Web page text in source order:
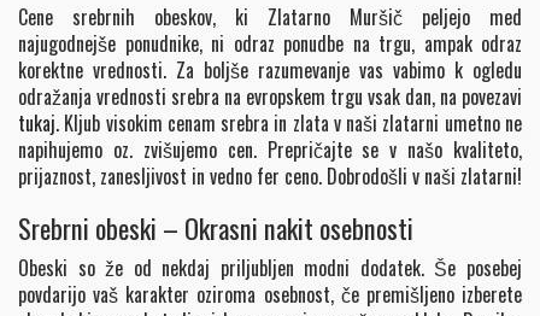
Cene srebrnih obeskov, ki Zlatarno Muršič peljejo med
najugodnejše ponudnike, ni odraz ponudbe na trgu, ampak odraz
korektne vrednosti. Za boljše razumevanje vas vabimo k ogledu
odražanja vrednosti srebra na evropskem trgu vsak dan, na povezavi
tukaj. Kljub visokim cenam srebra in zlata v naši zlatarni umetno ne
napihujemo oz. zvišujemo cen. Prepričajte se v našo kvaliteto,
prijaznost, zanesljivost in vedno fer ceno. Dobrodošli v naši zlatarni!
Srebrni obeski – Okrasni nakit osebnosti
Obeski so že od nekdaj priljubljen modni dodatek. Še posebej
povdarijo vaš karakter oziroma osebnost, če premišljeno izberete